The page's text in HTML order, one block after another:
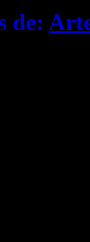
de: